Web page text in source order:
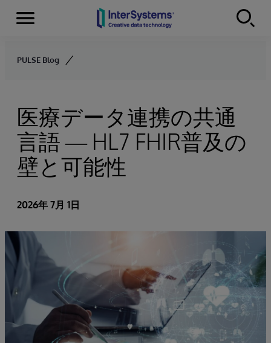
Skip to content
Menu
PULSE Blog
医療データ連携の共通
言語 ― HL7 FHIR普及の
壁と可能性
2026年 7月 1日